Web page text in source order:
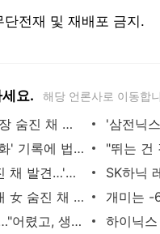
전재 및 재배포 금지.
요. 해당 언론사로 이동합
경산 아파트 방화사건 수사팀장 숨진 채 발견…사망 경위 조사
황정민 사생활 논란, '77번 통화' 기록에 법조계 주목
日 유명 영화배우, 자택서 숨진 채 발견…'마약투약 혐의'
경기 광주 아파트 화단서 40대 女 숨진 채 발견…시신 옆엔 '이불'
세 번 결혼 후 싱글 된 이아현…"어렸고, 생각도 짧았다"